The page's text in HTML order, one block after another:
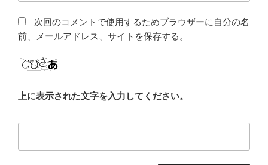
次回のコメントで使用するためブラウザーに自分の名
前、メールアドレス、サイトを保存する。
上に表示された文字を入力してください。